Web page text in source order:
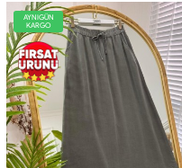
AYNIGÜN
KARGO